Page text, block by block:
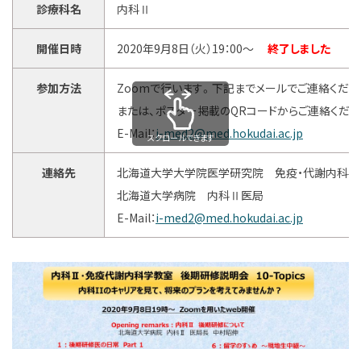
診療科名 内科Ⅱ
開催日時 2020年9月8日（火）19：00～ 終了しました
参加方法
Zoomで行います。下記までメールでご連絡くださ
または、ポスター掲載のQRコードからご連絡くだ
E-Mail：i-med2@med.hokudai.ac.jp
連絡先
北海道大学大学院医学研究院 免疫・代謝内科
北海道大学病院 内科Ⅱ医局
E-Mail：i-med2@med.hokudai.ac.jp
スクロールできます